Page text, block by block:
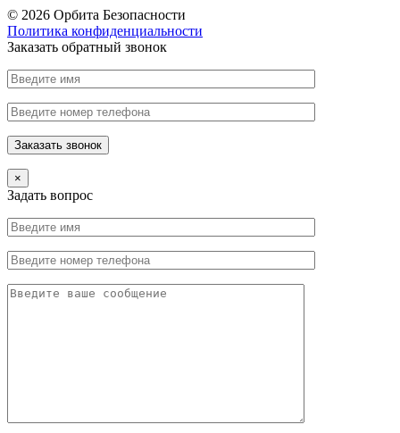
© 2026 Орбита Безопасности
Политика конфиденциальности
Заказать обратный звонок
×
Задать вопрос